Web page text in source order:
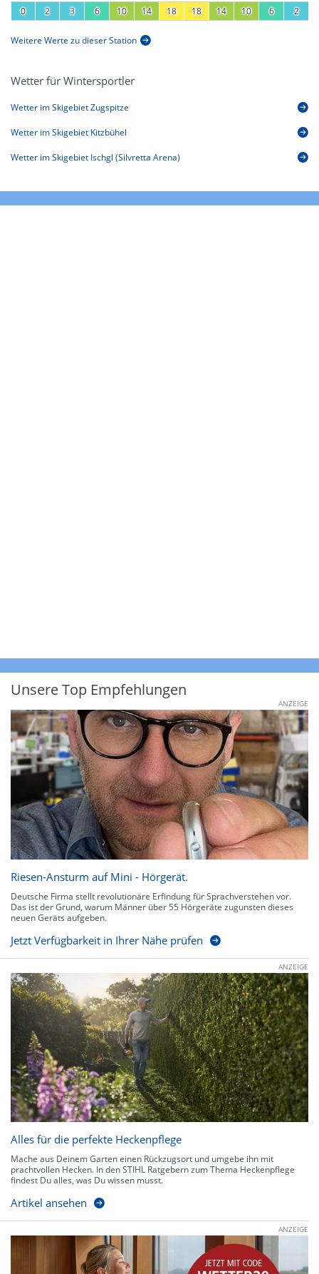
0 2 3 6 10 14 18 18 14 10 6 2
Weitere Werte zu dieser Station
Wetter für Wintersportler
Wetter im Skigebiet Zugspitze
Wetter im Skigebiet Kitzbühel
Wetter im Skigebiet Ischgl (Silvretta Arena)
Unsere Top Empfehlungen
ANZEIGE
Riesen-Ansturm auf Mini - Hörgerät.
Deutsche Firma stellt revolutionäre Erfindung für Sprachverstehen vor.
Das ist der Grund, warum Männer über 55 Hörgeräte zugunsten dieses
neuen Geräts aufgeben.
Jetzt Verfügbarkeit in Ihrer Nähe prüfen
ANZEIGE
Alles für die perfekte Heckenpflege
Mache aus Deinem Garten einen Rückzugsort und umgebe ihn mit
prachtvollen Hecken. In den STIHL Ratgebern zum Thema Heckenpflege
findest Du alles, was Du wissen musst.
Artikel ansehen
ANZEIGE